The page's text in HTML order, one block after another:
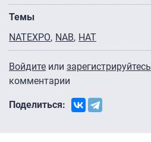
Темы
NATEXPO NAB НАТ
Войдите или зарегистрируйтесь
комментарии
Поделиться: